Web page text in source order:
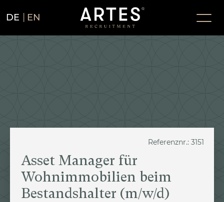
DE EN
Asset Manager für
Wohnimmobilien beim
Bestandshalter (m/w/d)
Referenznr.: 3151